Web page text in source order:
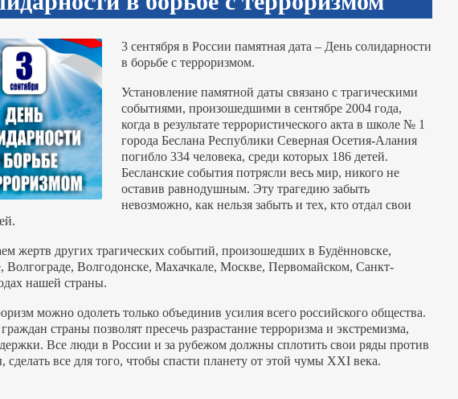
3 сентября в России памятная дата – День солидарности
в борьбе с терроризмом.
Установление памятной даты связано с трагическими
событиями, произошедшими в сентябре 2004 года,
когда в результате террористического акта в школе № 1
города Беслана Республики Северная Осетия-Алания
погибло 334 человека, среди которых 186 детей.
Бесланские события потрясли весь мир, никого не
оставив равнодушным. Эту трагедию забыть
невозможно, как нельзя забыть и тех, кто отдал свои
жертв других трагических событий, произошедших в Будённовске,
Волгограде, Волгодонске, Махачкале, Москве, Первомайском, Санкт-
нашей страны.
можно одолеть только объединив усилия всего российского общества.
страны позволят пресечь разрастание терроризма и экстремизма,
Все люди в России и за рубежом должны сплотить свои ряды против
сделать все для того, чтобы спасти планету от этой чумы XXI века.